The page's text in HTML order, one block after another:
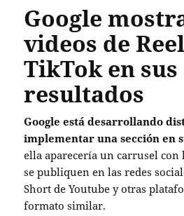
Google
videos de
TikTok en sus
resultados
Google está desarrollando
implementar una sección en
ella aparecería un carrusel con
se publiquen en las redes
Short de Youtube y otras
formato similar.